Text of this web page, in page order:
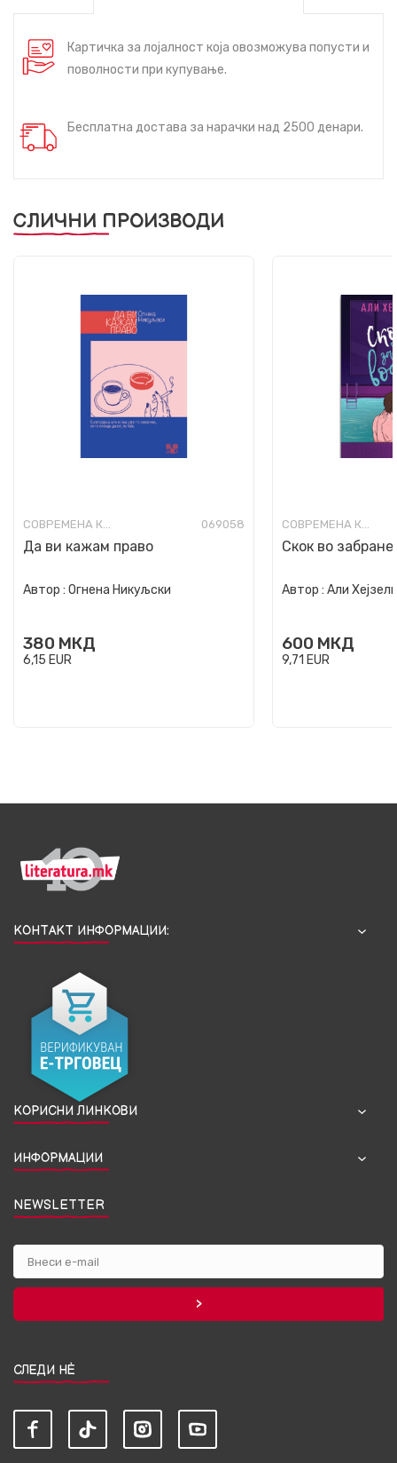
Картичка за лојалност која овозможува попусти и
поволности при купување.
Бесплатна достава за нарачки над 2500 денари.
СЛИЧНИ ПРОИЗВОДИ
СОВРЕМЕНА КНИЖЕВНОСТ 069058
Да ви кажам право
Автор : Огнена Никуљски
380 МКД
6,15 EUR
СОВРЕМЕНА КНИЖЕВНОСТ
Скок во
Автор : Али
600 МКД
9,71 EUR
КОНТАКТ ИНФОРМАЦИИ:
КОРИСНИ ЛИНКОВИ
ИНФОРМАЦИИ
NEWSLETTER
СЛЕДИ НЀ